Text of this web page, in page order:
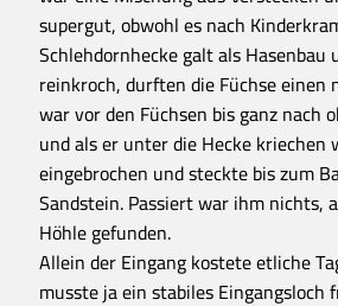
supergut, obwohl es nach
Schlehdornhecke galt als
reinkroch, durften die Füchse einen
war vor den Füchsen bis ganz nach
und als er unter die Hecke kriechen
eingebrochen und steckte bis zum
Sandstein. Passiert war ihm nichts,
Höhle gefunden.
Allein der Eingang kostete etliche
musste ja ein stabiles Eingangsloch